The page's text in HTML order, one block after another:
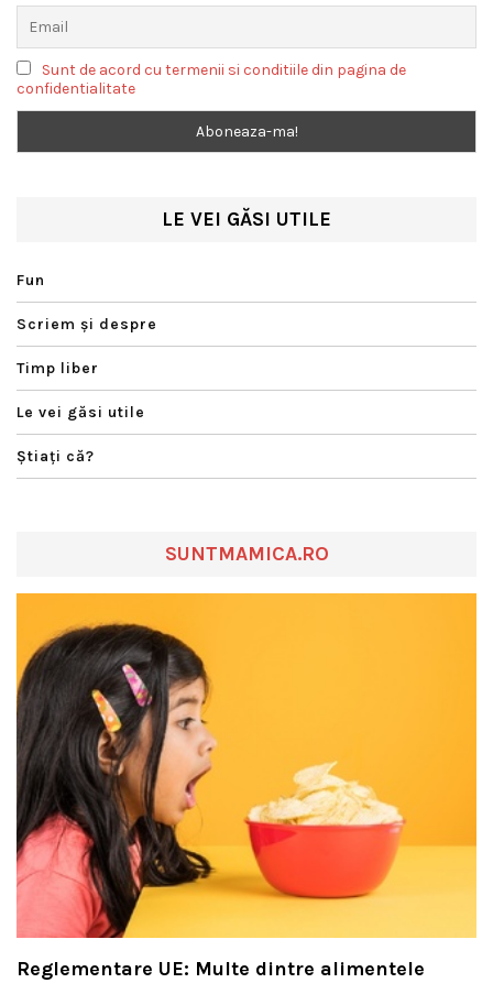
Sunt de acord cu termenii si conditiile din pagina de
confidentialitate
LE VEI GĂSI UTILE
Fun
Scriem şi despre
Timp liber
Le vei găsi utile
Ştiaţi că?
SUNTMAMICA.RO
Reglementare UE: Multe dintre alimentele